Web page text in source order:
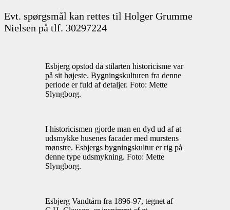
Evt. spørgsmål kan rettes til Holger Grumme
Nielsen på tlf. 30297224
Esbjerg opstod da stilarten historicisme var
på sit højeste. Bygningskulturen fra denne
periode er fuld af detaljer. Foto: Mette
Slyngborg.
I historicismen gjorde man en dyd ud af at
udsmykke husenes facader med murstens
mønstre. Esbjergs bygningskultur er rig på
denne type udsmykning. Foto: Mette
Slyngborg.
Esbjerg Vandtårn fra 1896-97, tegnet af